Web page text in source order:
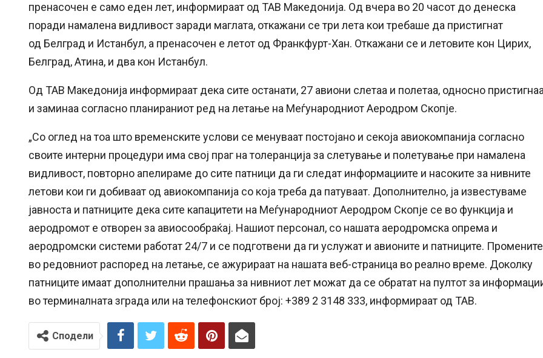
пренасочен е само еден лет, информираат од ТАВ Македонија. Од вчера во 20 часот до денеска
поради намалена видливост заради маглата, откажани се три лета кои требаше да пристигнат
од Белград и Истанбул, а пренасочен е летот од Франкфурт-Хан. Откажани се и летовите кон Цирих,
Белград, Атина, и два кон Истанбул.
Од ТАВ Македонија информираат дека сите останати, 27 авиони слетаа и полетаа, односно
и заминаа согласно планираниот ред на летање на Меѓународниот Аеродром Скопје.
„Со оглед на тоа што временските услови се менуваат постојано и секоја авиокомпанија согласно
своите интерни процедури има свој праг на толеранција за слетување и полетување при намалена
видливост, повторно апелираме до сите патници да ги следат информациите и насоките за нивните
летови кои ги добиваат од авиокомпанија со која треба да патуваат. Дополнително, ја известуваме
јавноста и патниците дека сите капацитети на Меѓународниот Аеродром Скопје се во функција и
аеродромот е отворен за авиосообраќај. Нашиот персонал, со нашата аеродромска опрема и
аеродромски системи работат 24/7 и се подготвени да ги услужат и авионите и патниците. Промените
во редовниот распоред на летање, се ажурираат на нашата веб-страница во реално време. Доколку
патниците имаат дополнителни прашања за нивниот лет можат да се обратат на пултот за
во терминалната зграда или на телефонскиот број: +389 2 3148 333, информираат од ТАВ.
Сподели